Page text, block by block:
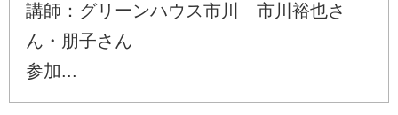
講師：グリーンハウス市川 市川裕也さ
ん・朋子さん
参加...